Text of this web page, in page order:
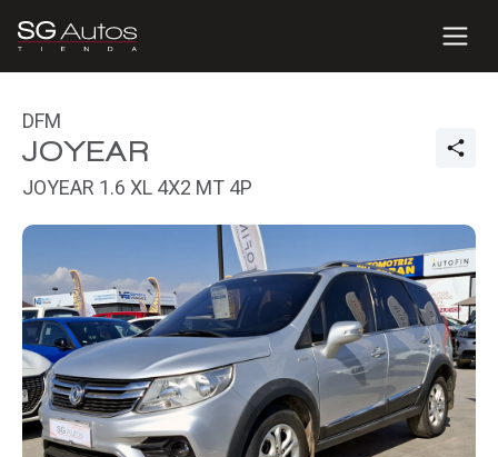
DFM
JOYEAR
JOYEAR 1.6 XL 4X2 MT 4P